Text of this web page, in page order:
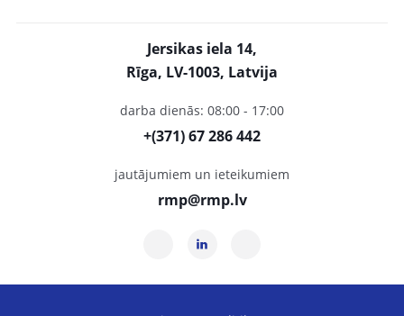
Jersikas iela 14,
Rīga, LV-1003, Latvija
darba dienās: 08:00 - 17:00
+(371) 67 286 442
jautājumiem un ieteikumiem
rmp@rmp.lv